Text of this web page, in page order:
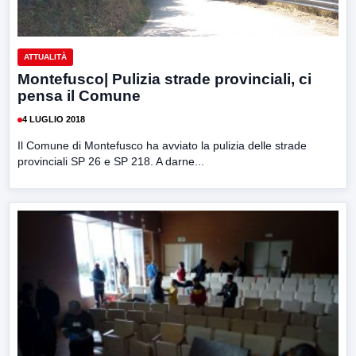
ATTUALITÀ
Montefusco| Pulizia strade provinciali, ci
pensa il Comune
4 LUGLIO 2018
Il Comune di Montefusco ha avviato la pulizia delle strade
provinciali SP 26 e SP 218. A darne...